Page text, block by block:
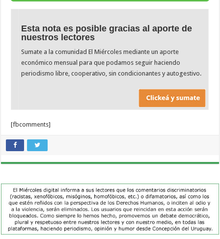
Esta nota es posible gracias al aporte de
nuestros lectores
Sumate a la comunidad El Miércoles mediante un aporte
económico mensual para que podamos seguir haciendo
periodismo libre, cooperativo, sin condicionantes y autogestivo.
[fbcomments]